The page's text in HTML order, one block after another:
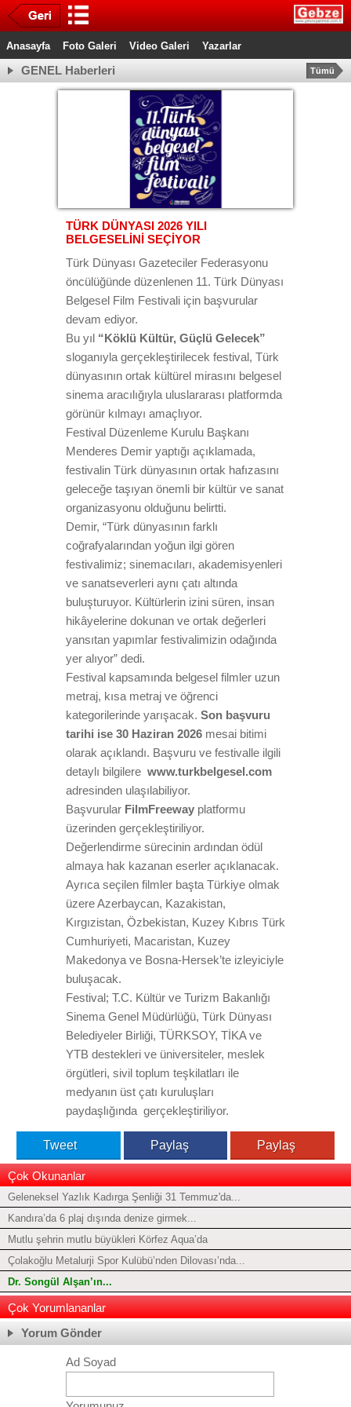
Anasayfa Foto Galeri Video Galeri Yazarlar
GENEL Haberleri Tümü
TÜRK DÜNYASI 2026 YILI
BELGESELİNİ SEÇİYOR
Türk Dünyası Gazeteciler Federasyonu
öncülüğünde düzenlenen 11. Türk Dünyası
Belgesel Film Festivali için başvurular
devam ediyor.
Bu yıl “Köklü Kültür, Güçlü Gelecek”
sloganıyla gerçekleştirilecek festival, Türk
dünyasının ortak kültürel mirasını belgesel
sinema aracılığıyla uluslararası platformda
görünür kılmayı amaçlıyor.
Festival Düzenleme Kurulu Başkanı
Menderes Demir yaptığı açıklamada,
festivalin Türk dünyasının ortak hafızasını
geleceğe taşıyan önemli bir kültür ve sanat
organizasyonu olduğunu belirtti.
Demir, “Türk dünyasının farklı
coğrafyalarından yoğun ilgi gören
festivalimiz; sinemacıları, akademisyenleri
ve sanatseverleri aynı çatı altında
buluşturuyor. Kültürlerin izini süren, insan
hikâyelerine dokunan ve ortak değerleri
yansıtan yapımlar festivalimizin odağında
yer alıyor” dedi.
Festival kapsamında belgesel filmler uzun
metraj, kısa metraj ve öğrenci
kategorilerinde yarışacak. Son başvuru
tarihi ise 30 Haziran 2026 mesai bitimi
olarak açıklandı. Başvuru ve festivalle ilgili
detaylı bilgilere www.turkbelgesel.com
adresinden ulaşılabiliyor.
Başvurular FilmFreeway platformu
üzerinden gerçekleştiriliyor.
Değerlendirme sürecinin ardından ödül
almaya hak kazanan eserler açıklanacak.
Ayrıca seçilen filmler başta Türkiye olmak
üzere Azerbaycan, Kazakistan,
Kırgızistan, Özbekistan, Kuzey Kıbrıs Türk
Cumhuriyeti, Macaristan, Kuzey
Makedonya ve Bosna-Hersek’te izleyiciyle
buluşacak.
Festival; T.C. Kültür ve Turizm Bakanlığı
Sinema Genel Müdürlüğü, Türk Dünyası
Belediyeler Birliği, TÜRKSOY, TİKA ve
YTB destekleri ve üniversiteler, meslek
örgütleri, sivil toplum teşkilatları ile
medyanın üst çatı kuruluşları
paydaşlığında gerçekleştiriliyor.
Tweet Paylaş Paylaş
Çok Okunanlar
Geleneksel Yazlık Kadırga Şenliği 31 Temmuz'da...
Kandıra’da 6 plaj dışında denize girmek...
Mutlu şehrin mutlu büyükleri Körfez Aqua’da
Çolakoğlu Metalurji Spor Kulübü’nden Dilovası’nda...
Dr. Songül Alşan’ın...
Çok Yorumlananlar
Yorum Gönder
Ad Soyad